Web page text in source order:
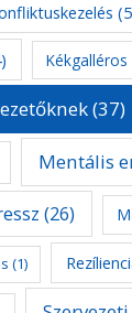
(37)
Mentális
(26)
(1)